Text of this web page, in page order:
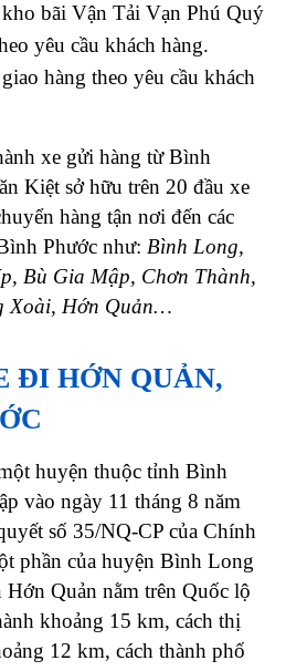
bãi Vận Tải Vạn Phú Quý
yêu cầu khách hàng.
hàng theo yêu cầu khách
xe gửi hàng từ Bình
Kiệt sở hữu trên 20 đầu xe
hàng tận nơi đến các
Phước như: Bình Long,
Bù Gia Mập, Chơn Thành,
Xoài, Hớn Quản…
ĐI HỚN QUẢN,
huyện thuộc tỉnh Bình
vào ngày 11 tháng 8 năm
số 35/NQ-CP của Chính
phần của huyện Bình Long
Quản nằm trên Quốc lộ
khoảng 15 km, cách thị
12 km, cách thành phố